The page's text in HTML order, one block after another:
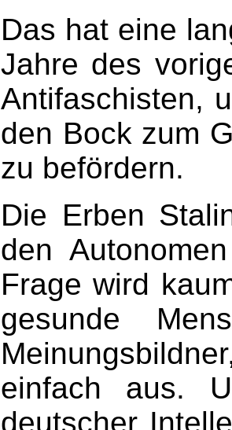
Das hat eine
Jahre des
Antifaschisten,
den Bock zum
zu befördern.
Die Erben
den
Frage wird
gesunde
einfach aus.
deutscher